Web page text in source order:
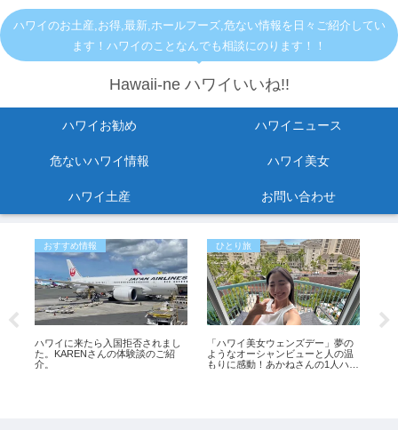
ハワイのお土産,お得,最新,ホールフーズ,危ない情報を日々ご紹介してい
ます！ハワイのことなんでも相談にのります！！
Hawaii-ne ハワイいいね!!
ハワイお勧め ハワイニュース
危ないハワイ情報 ハワイ美女
ハワイ土産 お問い合わせ
おすすめ情報
ハワイに来たら入国拒否されまし
た。KARENさんの体験談のご紹
介。
ひとり旅
「ハワイ美女ウェンズデー」夢の
ようなオーシャンビューと人の温
もりに感動！あかねさんの1人ハワ